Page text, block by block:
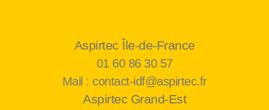
Aspirtec Île-de-France
01 60 86 30 57
Mail : contact-idf@aspirtec.fr
Aspirtec Grand-Est